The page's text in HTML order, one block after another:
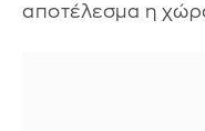
αποτέλεσμα η